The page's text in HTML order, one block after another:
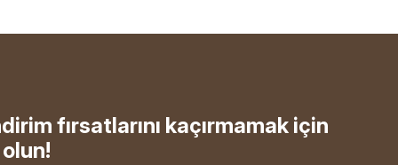
fırsatlarını kaçırmamak için